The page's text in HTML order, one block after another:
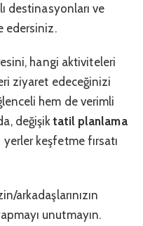
destinasyonları ve
edersiniz.
hangi aktiviteleri
ziyaret edeceğinizi
hem de verimli
değişiktatil planlama
keşfetme fırsatı
arkadaşlarınızın
unutmayın.